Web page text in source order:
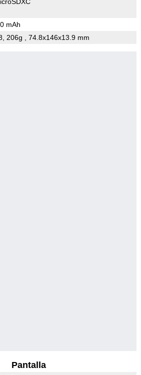
mAh
206g , 74.8x146x13.9 mm
Pantalla